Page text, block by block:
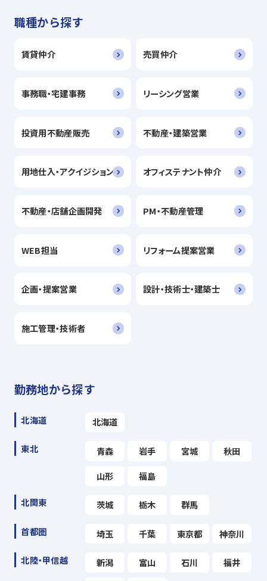
職種から探す
賃貸仲介 売買仲介
事務職・宅建事務 リーシング営業
投資用不動産販売 不動産・建築営業
用地仕入・アクイジション オフィステナント仲介
不動産・店舗企画開発 PM・不動産管理
WEB担当 リフォーム提案営業
企画・提案営業 設計・技術士・建築士
施工管理・技術者
勤務地から探す
北海道 北海道
東北 青森 岩手 宮城 秋田
山形 福島
北関東 茨城 栃木 群馬
首都圏 埼玉 千葉 東京都 神奈川
北陸・甲信越 新潟 富山 石川 福井